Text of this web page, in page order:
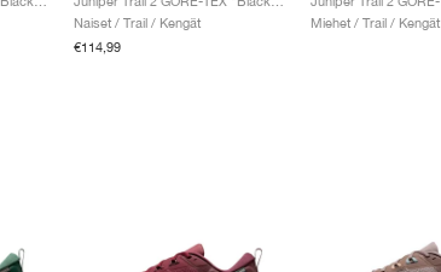
Naiset / Trail / Kengät
€114,99
Miehet / Trail / Kengät